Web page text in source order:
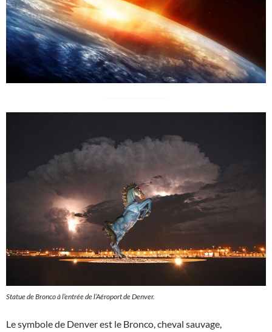
Statue de Bronco à l’entrée de l’Aéroport de Denver.
Le symbole de Denver est le Bronco, cheval sauvage,